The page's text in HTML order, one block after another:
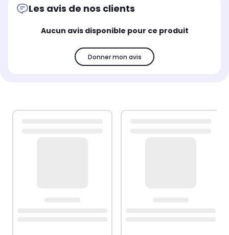
Les avis de nos clients
Aucun avis disponible pour ce produit
Donner mon avis